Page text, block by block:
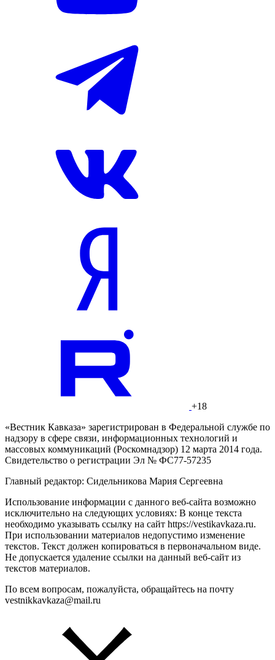
+18
«Вестник Кавказа» зарегистрирован в Федеральной службе по
надзору в сфере связи, информационных технологий и
массовых коммуникаций (Роскомнадзор) 12 марта 2014 года.
Свидетельство о регистрации Эл № ФС77-57235
Главный редактор: Сидельникова Мария Сергеевна
Использование информации с данного веб-сайта возможно
исключительно на следующих условиях: В конце текста
необходимо указывать ссылку на сайт https://vestikavkaza.ru.
При использовании материалов недопустимо изменение
текстов. Текст должен копироваться в первоначальном виде.
Не допускается удаление ссылки на данный веб-сайт из
текстов материалов.
По всем вопросам, пожалуйста, обращайтесь на почту
vestnikkavkaza@mail.ru